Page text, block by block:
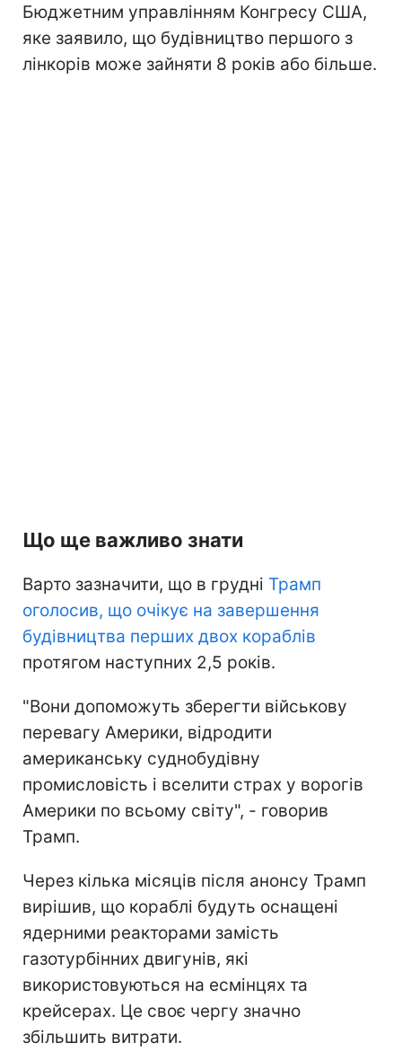
Бюджетним управлінням Конгресу США,
яке заявило, що будівництво першого з
лінкорів може зайняти 8 років або більше.
Що ще важливо знати
Варто зазначити, що в грудні Трамп
оголосив, що очікує на завершення
будівництва перших двох кораблів
протягом наступних 2,5 років.
"Вони допоможуть зберегти військову
перевагу Америки, відродити
американську суднобудівну
промисловість і вселити страх у ворогів
Америки по всьому світу", - говорив
Трамп.
Через кілька місяців після анонсу Трамп
вирішив, що кораблі будуть оснащені
ядерними реакторами замість
газотурбінних двигунів, які
використовуються на есмінцях та
крейсерах. Це своє чергу значно
збільшить витрати.